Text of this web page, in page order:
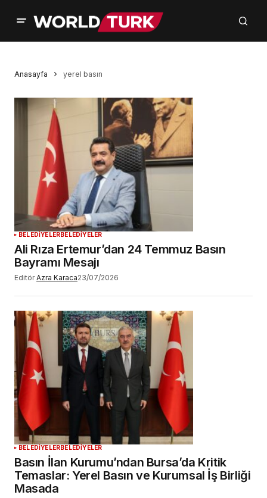
Anasayfa yerel basın
BELEDİYELERBELEDİYELER
Ali Rıza Ertemur’dan 24 Temmuz Basın
Bayramı Mesajı
Editör Azra Karaca23/07/2026
BELEDİYELERBELEDİYELER
Basın İlan Kurumu’ndan Bursa’da Kritik
Temaslar: Yerel Basın ve Kurumsal İş Birliği
Masada